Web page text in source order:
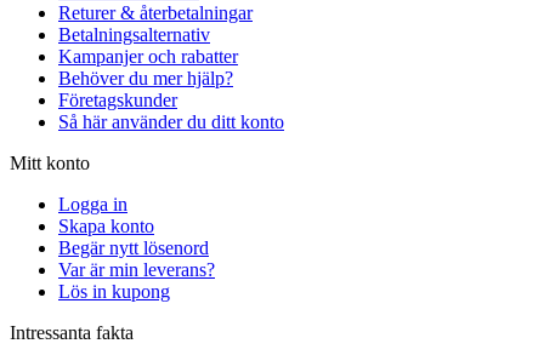
Returer & återbetalningar
Betalningsalternativ
Kampanjer och rabatter
Behöver du mer hjälp?
Företagskunder
Så här använder du ditt konto
Mitt konto
Logga in
Skapa konto
Begär nytt lösenord
Var är min leverans?
Lös in kupong
Intressanta fakta